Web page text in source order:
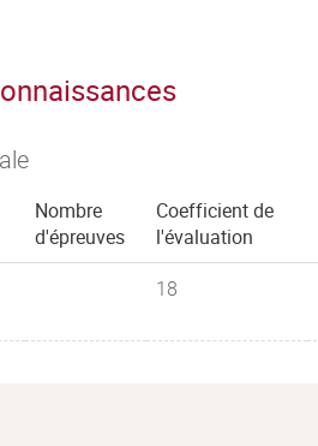
Nombre
d'épreuves
Coefficient de
l'évaluation
18